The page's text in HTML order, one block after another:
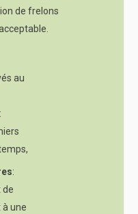
de frelons
au
:
:
de
à une